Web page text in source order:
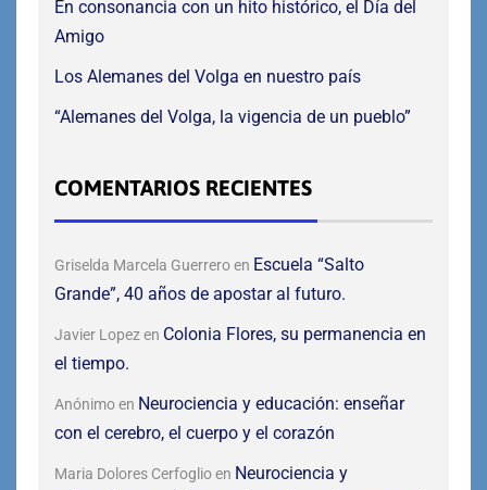
En consonancia con un hito histórico, el Día del
Amigo
Los Alemanes del Volga en nuestro país
“Alemanes del Volga, la vigencia de un pueblo”
COMENTARIOS RECIENTES
Griselda Marcela Guerreroen Escuela “Salto
Grande”, 40 años de apostar al futuro.
Javier Lopezen Colonia Flores, su permanencia en
el tiempo.
Anónimoen Neurociencia y educación: enseñar
con el cerebro, el cuerpo y el corazón
Maria Dolores Cerfoglioen Neurociencia y